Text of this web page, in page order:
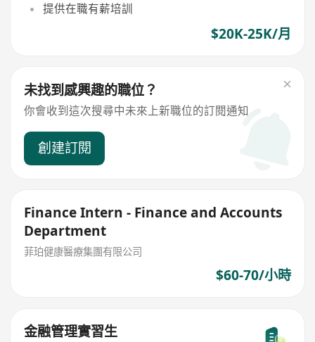
提供在職有薪培訓
$20K-25K/月
未找到感興趣的職位？
你會收到這次搜尋中未來上新職位的訂閱通知
創建訂閱
Finance Intern - Finance and Accounts
Department
菲珀健康醫療集團有限公司
$60-70/小時
金融管理實習生